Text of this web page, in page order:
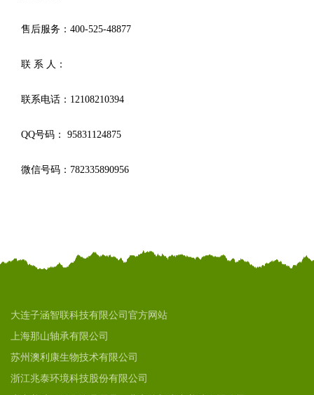
售后服务：400-525-48877
联 系 人：
联系电话：12108210394
QQ号码： 95831124875
微信号码：782335890956
大连子涵智联科技有限公司官方网站
上海那山轴承有限公司
苏州澳利康生物技术有限公司
浙江兆泰环境科技股份有限公司